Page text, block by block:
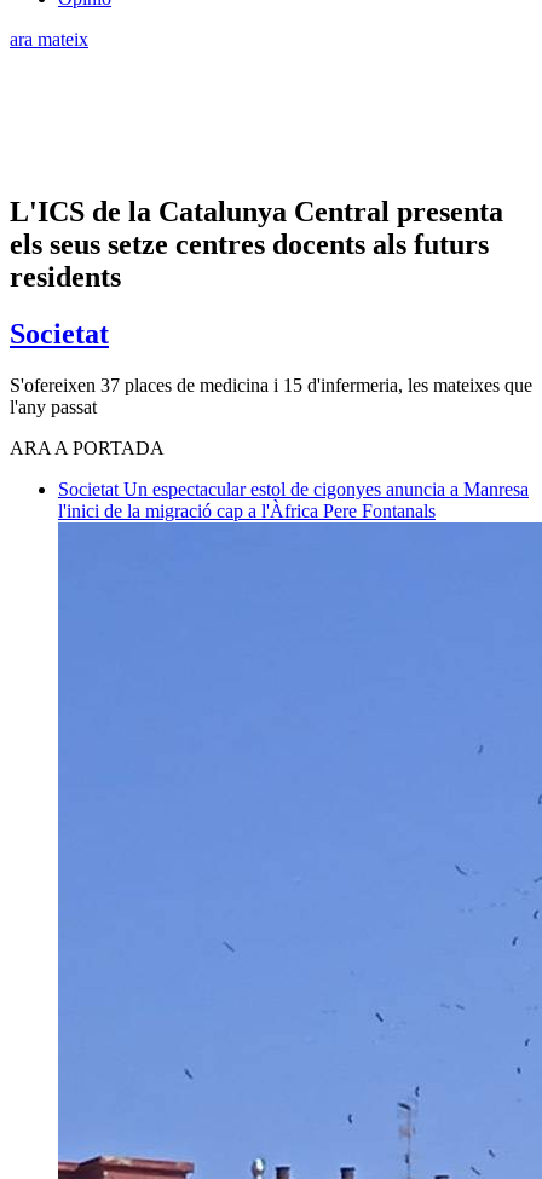
ara mateix
L'ICS de la Catalunya Central presenta
els seus setze centres docents als futurs
residents
Societat
S'ofereixen 37 places de medicina i 15 d'infermeria, les mateixes que
l'any passat
ARA A PORTADA
Societat Un espectacular estol de cigonyes anuncia a Manresa
l'inici de la migració cap a l'Àfrica Pere Fontanals